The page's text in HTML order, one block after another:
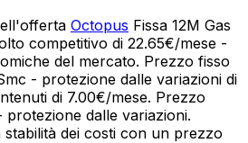
Octopus Fissa 12M Gas
competitivo di 22.65€/mese -
del mercato. Prezzo fisso
- protezione dalle variazioni di
di 7.00€/mese. Prezzo
protezione dalle variazioni.
dei costi con un prezzo